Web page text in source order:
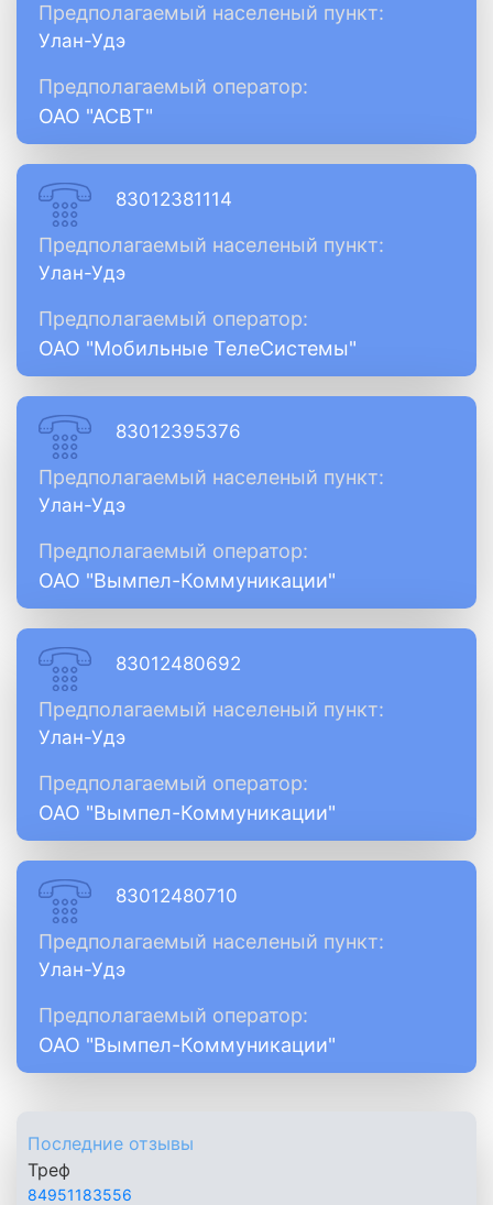
Предполагаемый населеный пункт:
Улан-Удэ
Предполагаемый оператор:
ОАО "АСВТ"
83012381114
Предполагаемый населеный пункт:
Улан-Удэ
Предполагаемый оператор:
ОАО "Мобильные ТелеСистемы"
83012395376
Предполагаемый населеный пункт:
Улан-Удэ
Предполагаемый оператор:
ОАО "Вымпел-Коммуникации"
83012480692
Предполагаемый населеный пункт:
Улан-Удэ
Предполагаемый оператор:
ОАО "Вымпел-Коммуникации"
83012480710
Предполагаемый населеный пункт:
Улан-Удэ
Предполагаемый оператор:
ОАО "Вымпел-Коммуникации"
Последние отзывы
Треф
84951183556